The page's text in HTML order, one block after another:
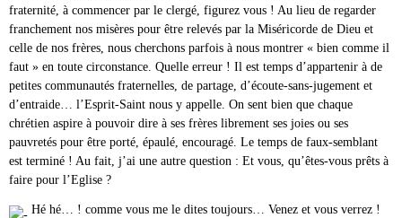
fraternité, à commencer par le clergé, figurez vous ! Au lieu de regarder
franchement nos misères pour être relevés par la Miséricorde de Dieu et
celle de nos frères, nous cherchons parfois à nous montrer « bien comme il
faut » en toute circonstance. Quelle erreur ! Il est temps d’appartenir à de
petites communautés fraternelles, de partage, d’écoute-sans-jugement et
d’entraide… l’Esprit-Saint nous y appelle. On sent bien que chaque
chrétien aspire à pouvoir dire à ses frères librement ses joies ou ses
pauvretés pour être porté, épaulé, encouragé. Le temps de faux-semblant
est terminé ! Au fait, j’ai une autre question : Et vous, qu’êtes-vous prêts à
faire pour l’Eglise ?
Hé hé… ! comme vous me le dites toujours… Venez et vous verrez !